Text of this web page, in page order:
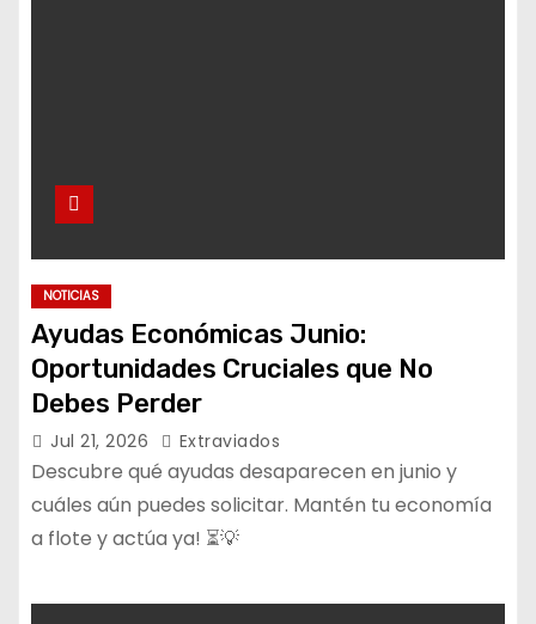
NOTICIAS
Ayudas Económicas Junio:
Oportunidades Cruciales que No
Debes Perder
Jul 21, 2026 Extraviados
Descubre qué ayudas desaparecen en junio y
cuáles aún puedes solicitar. Mantén tu economía
a flote y actúa ya! ⏳💡